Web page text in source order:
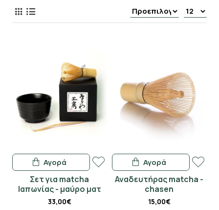
Μόλις έχετε την επιθυμητή υφή και αφρό, μπορείτε
να το σερβίρετε σε ένα φλιτζάνι και να το
Καλή απόλαυση!
Σετ για matcha
Ιαπωνίας - μαύρο ματ
33,00€
Αγορά
Αναδευτήρας matcha -
chasen
15,00€
Αγορά